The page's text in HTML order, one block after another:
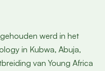
werd in het
in Kubwa, Abuja,
van Young Africa